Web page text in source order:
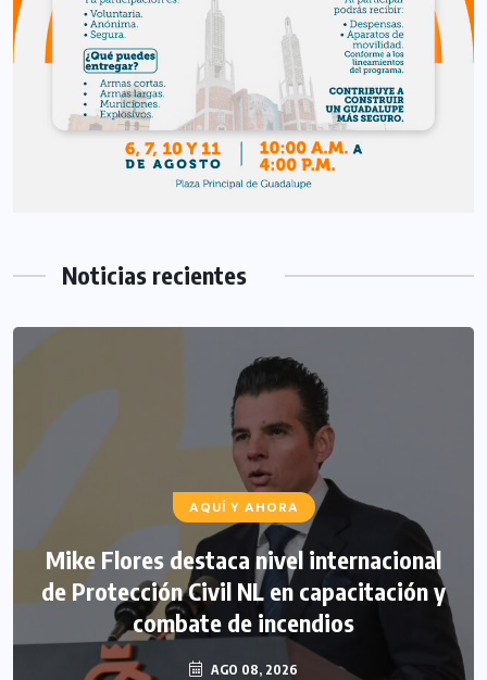
Noticias recientes
AQUÍ Y AHORA
Mike Flores destaca nivel internacional
de Protección Civil NL en capacitación y
combate de incendios
AGO 08, 2026